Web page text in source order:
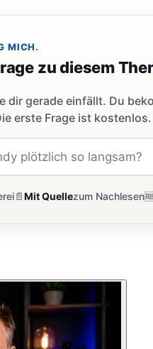
MICH.
zu diesem
dir gerade einfällt. Du
erste Frage ist kostenlos.
📄Mit Quellezum Nachlesen🆓